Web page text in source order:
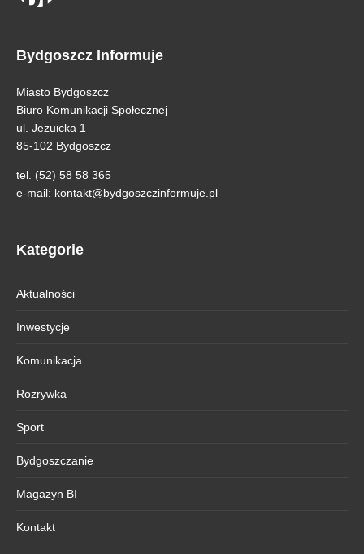
Bydgoszcz Informuje
Miasto Bydgoszcz
Biuro Komunikacji Społecznej
ul. Jezuicka 1
85-102 Bydgoszcz
tel. (52) 58 58 365
e-mail: kontakt@bydgoszczinformuje.pl
Kategorie
Aktualności
Inwestycje
Komunikacja
Rozrywka
Sport
Bydgoszczanie
Magazyn BI
Kontakt